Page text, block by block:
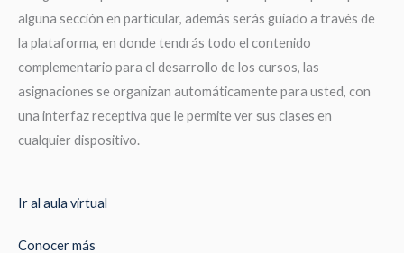
alguna sección en particular, además serás guiado a través de
la plataforma, en donde tendrás todo el contenido
complementario para el desarrollo de los cursos, las
asignaciones se organizan automáticamente para usted, con
una interfaz receptiva que le permite ver sus clases en
cualquier dispositivo.
Ir al aula virtual
Conocer más